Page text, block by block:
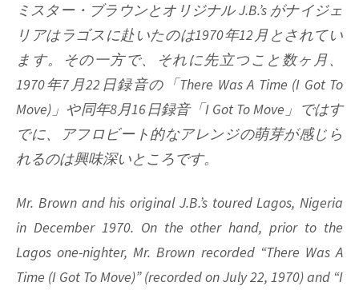
ミスター・ブラウンとオリジナル J.B.’s がナイジェ
リアはラゴスに赴いたのは1970年12月とされてい
ます。その一方で、それに先立つこと数ヶ月、
1970年7月22日録音の「There Was A Time (I Got To
Move)」や同年8月16日録音「I Got To Move」ではす
でに、アフロビート的なアレンジの萌芽が感じら
れるのは興味深いところです。
Mr. Brown and his original J.B.’s toured Lagos, Nigeria
in December 1970. On the other hand, prior to the
Lagos one-nighter, Mr. Brown recorded “There Was A
Time (I Got To Move)” (recorded on July 22, 1970) and “I